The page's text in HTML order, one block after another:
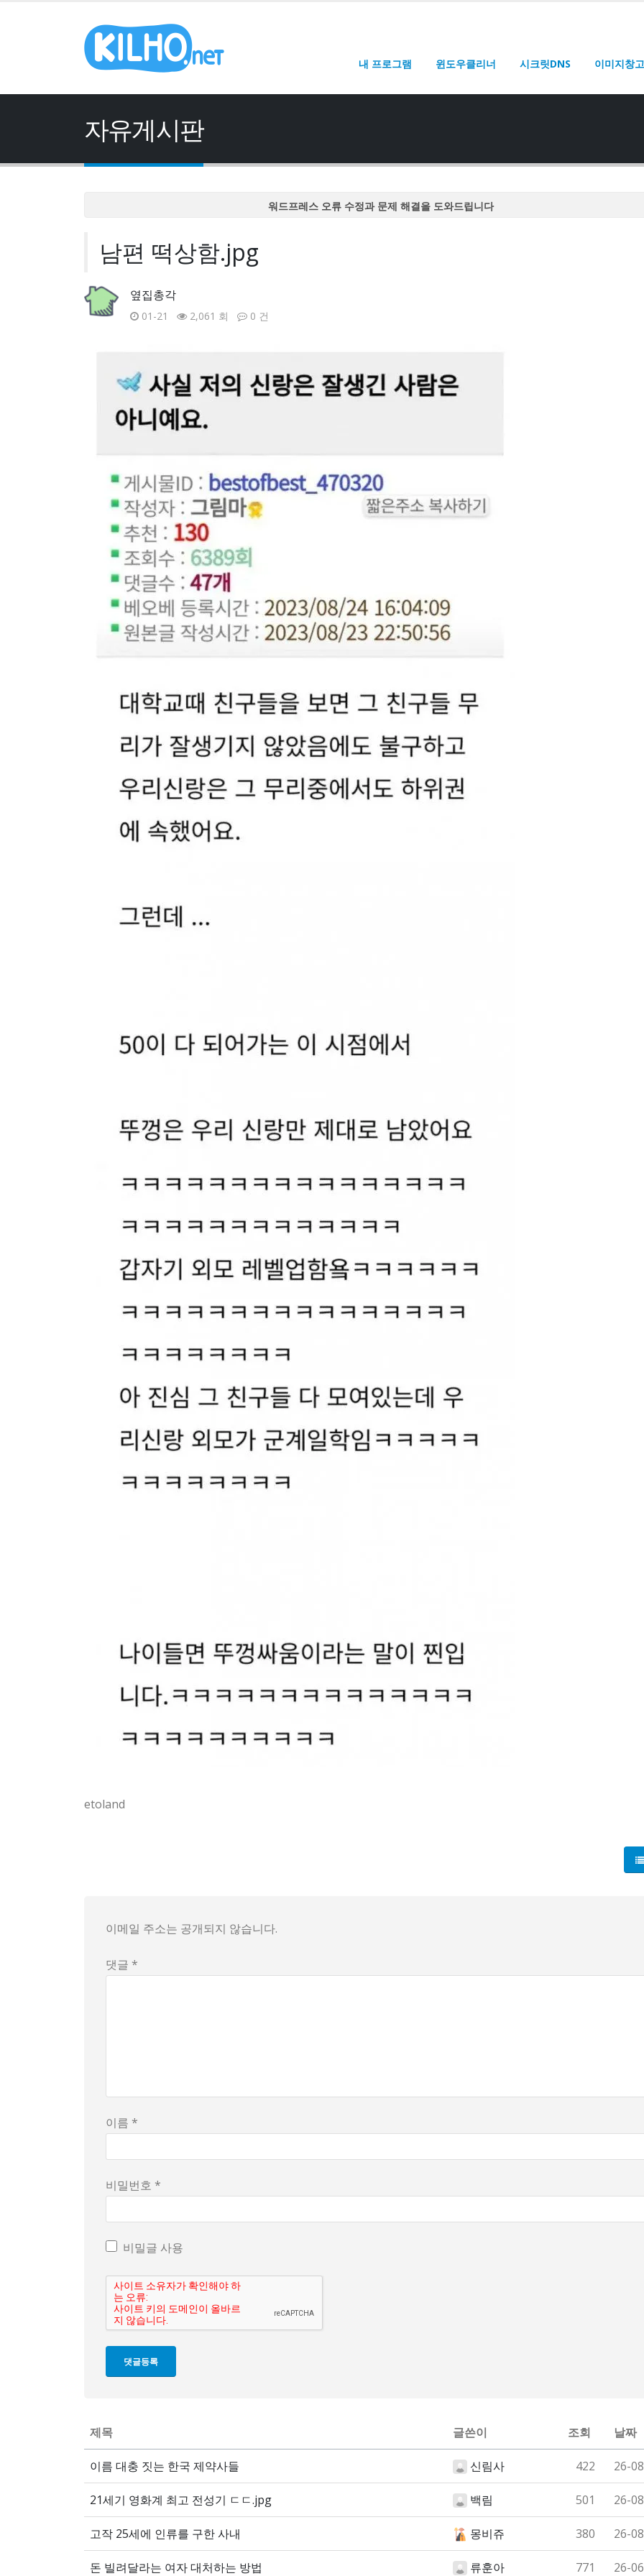
내 프로그램 윈도우클리너 시크릿DNS 이미지창고
자유게시판
워드프레스 오류 수정과 문제 해결을 도와드립니다
남편 떡상함.jpg
옆집총각
01-21 2,061 회 0 건
etoland
실제 상황은 아직 끝난 게 없지만, 헤어스타일이 바뀌었다나, 옷차림이 달라졌다나 하는 단서들이 카톡방에
이메일 주소는 공개되지 않습니다.
댓글 *
이름 *
비밀번호 *
비밀글 사용
제목 글쓴이 조회 날짜
이름 대충 짓는 한국 제약사들 신림사 422 26-
21세기 영화계 최고 전성기 ㄷㄷ.jpg 백림 501 26-
고작 25세에 인류를 구한 사내 몽비쥬 380 26-
돈 빌려달라는 여자 대처하는 방법 류훈아 771 26-